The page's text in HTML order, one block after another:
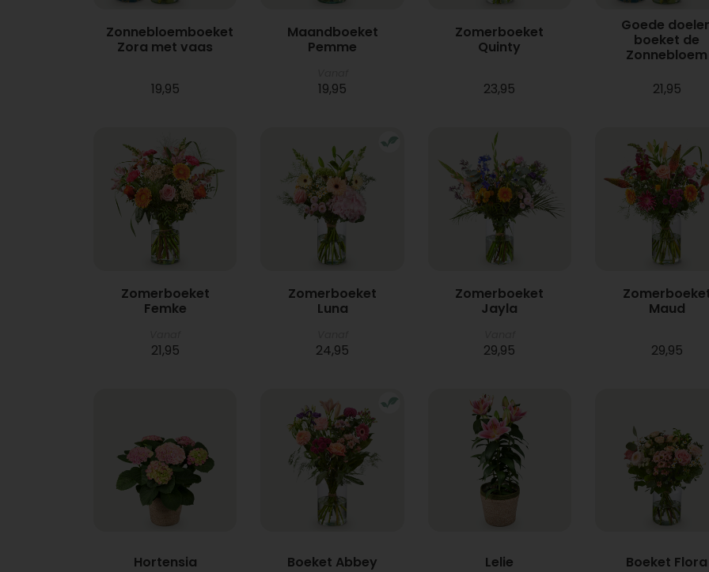
Zonnebloemboeket
Zora met vaas
19,95
Maandboeket
Pemme
19,95
Zomerboeket
Quinty
23,95
Goede
boeket de
Zonnebloem
21,95
Zomerboeket
Femke
21,95
Zomerboeket
Luna
24,95
Zomerboeket
Jayla
29,95
Maud
29,95
Hortensia Boeket Abbey Lelie Boeket Flora